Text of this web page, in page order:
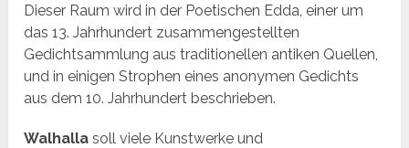
Dieser Raum wird in der Poetischen Edda, einer um
das 13. Jahrhundert zusammengestellten
Gedichtsammlung aus traditionellen antiken Quellen,
und in einigen Strophen eines anonymen Gedichts
aus dem 10. Jahrhundert beschrieben.
Walhalla soll viele Kunstwerke und